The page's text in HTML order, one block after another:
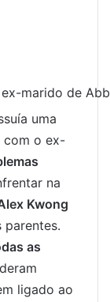
marido de
uma
com o ex-
na
Kwong
as
ligado ao